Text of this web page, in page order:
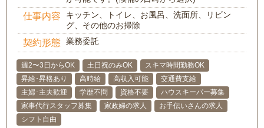
仕事内容
キッチン、トイレ、お風呂、洗面所、リビン
グ、その他のお掃除
契約形態 業務委託
週2〜3日からOK 土日祝のみOK
スキマ時間勤務OK
昇給･昇格あり
高時給 高収入可能
交通費支給
主婦･主夫歓迎
学歴不問 資格不要
ハウスキーパー募集
家事代行スタッフ募集
家政婦の求人
お手伝いさんの求人
シフト自由